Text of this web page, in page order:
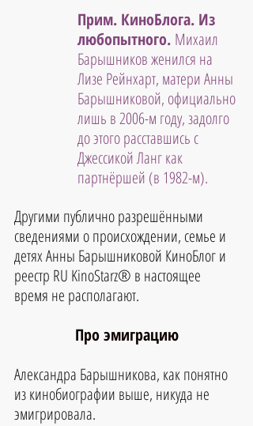
Прим. КиноБлога. Из
любопытного. Михаил
Барышников женился на
Лизе Рейнхарт, матери Анны
Барышниковой, официально
лишь в 2006-м году, задолго
до этого расставшись с
Джессикой Ланг как
партнёршей (в 1982-м).
Другими публично разрешёнными
сведениями о происхождении, семье и
детях Анны Барышниковой КиноБлог и
реестр RU KinoStarz® в настоящее
время не располагают.
Про эмиграцию
Александра Барышникова, как понятно
из кинобиографии выше, никуда не
эмигрировала.